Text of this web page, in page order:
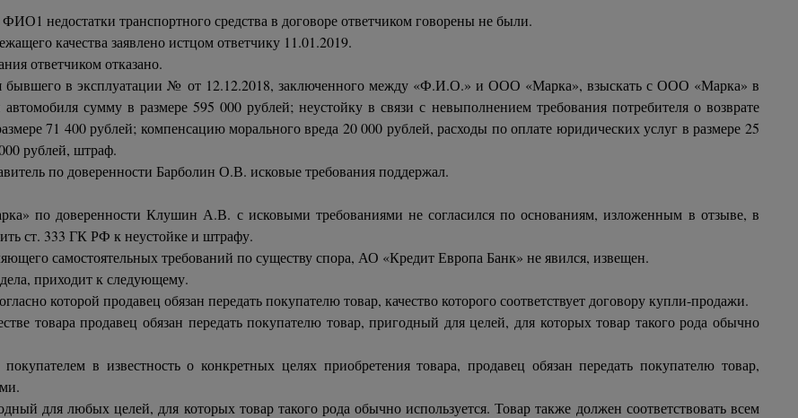
недостатки транспортного средства в договоре ответчиком говорены не были.
качества заявлено истцом ответчику 11.01.2019.
ответчиком отказано.
бывшего в эксплуатации № от 12.12.2018, заключенного между «Ф.И.О.» и ООО «Марка», взыскать с ООО «Марка» в
сумму в размере 595 000 рублей; неустойку в связи с невыполнением требования потребителя о возврате
71 400 рублей; компенсацию морального вреда 20 000 рублей, расходы по оплате юридических услуг в размере 25
рублей, штраф.
по доверенности Барболин О.В. исковые требования поддержал.
по доверенности Клушин А.В. с исковыми требованиями не согласился по основаниям, изложенным в отзыве, в
ст. 333 ГК РФ к неустойке и штрафу.
самостоятельных требований по существу спора, АО «Кредит Европа Банк» не явился, извещен.
приходит к следующему.
которой продавец обязан передать покупателю товар, качество которого соответствует договору купли-продажи.
товара продавец обязан передать покупателю товар, пригодный для целей, для которых товар такого рода обычно
в известность о конкретных целях приобретения товара, продавец обязан передать покупателю товар,
для любых целей, для которых товар такого рода обычно используется. Товар также должен соответствовать всем